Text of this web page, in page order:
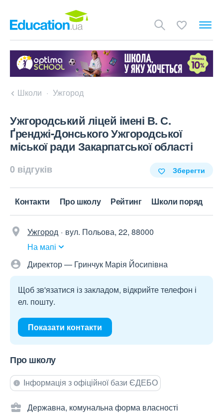
Школи Ужгород
Ужгородський ліцей імені В. С.
Ґренджі-Донського Ужгородської
міської ради Закарпатської області
0 відгуків Зберегти
Контакти Про школу Рейтинг Школи поряд
Ужгород
вул. Польова, 22, 88000
На мапі
Директор — Гринчук Марія Йосипівна
Щоб зв'язатися із закладом, відкрийте телефон і
ел. пошту.
Показати контакти
Про школу
Інформація з офіційної бази ЄДЕБО
Державна, комунальна форма власності